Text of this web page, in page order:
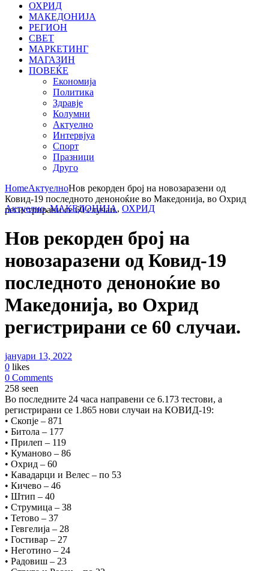
ОХРИД
МАКЕДОНИЈА
РЕГИОН
СВЕТ
МАРКЕТИНГ
МАГАЗИН
ПОВЕЌЕ
Економија
Политика
Здравје
Колумни
Актуелно
Интервјуа
Спорт
Празници
Друго
HomeАктуелноНов рекорден број на новозаразени од
Ковид-19 последното деноноќие во Македонија, во Охрид
регистрирани се 60 случаи.
Актуелно,МАКЕДОНИЈА, ОХРИД
Нов рекорден број на
новозаразени од Ковид-19
последното деноноќие во
Македонија, во Охрид
регистрирани се 60 случаи.
јануари 13, 2022
0 likes
0 Comments
258 seen
Во последните 24 часа направени се 6.173 тестови, а
регистрирани се 1.865 нови случаи на КОВИД-19:
• Скопје – 871
• Битола – 177
• Прилеп – 119
• Куманово – 86
• Охрид – 60
• Кавадарци и Велес – по 53
• Кичево – 46
• Штип – 40
• Струмица – 38
• Тетово – 37
• Гевгелија – 28
• Гостивар – 27
• Неготино – 24
• Радовиш – 23